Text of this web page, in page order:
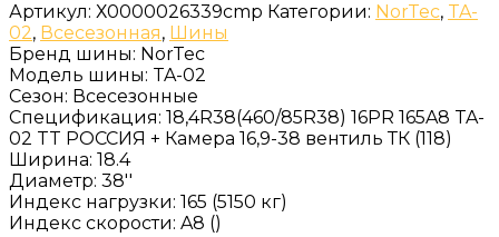
Артикул: Х0000026339cmp Категории: NorTec, TA-
02, Всесезонная, Шины
Бренд шины: NorTec
Модель шины: TA-02
Сезон: Всесезонные
Спецификация: 18,4R38(460/85R38) 16PR 165A8 TA-
02 TT РОССИЯ + Камера 16,9-38 вентиль ТК (118)
Ширина: 18.4
Диаметр: 38''
Индекс нагрузки: 165 (5150 кг)
Индекс скорости: A8 ()